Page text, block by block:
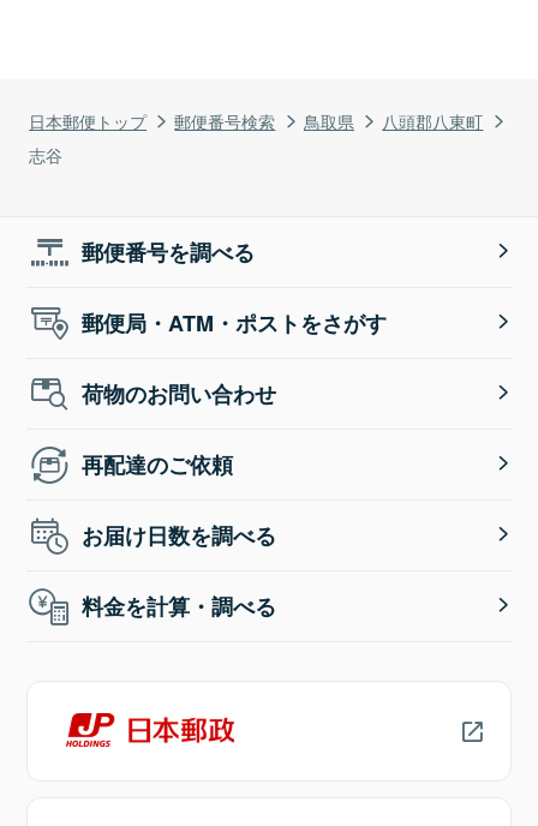
日本郵便トップ 郵便番号検索 鳥取県
八頭郡八東町
志谷
郵便番号を調べる
郵便局・ATM・ポストをさがす
荷物のお問い合わせ
再配達のご依頼
お届け日数を調べる
料金を計算・調べる